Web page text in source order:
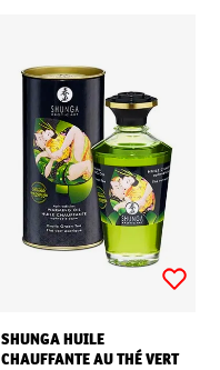
SHUNGA HUILE
CHAUFFANTE AU THÉ VERT